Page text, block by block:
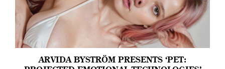
ARVIDA BYSTRÖM PRESENTS ‘PET: